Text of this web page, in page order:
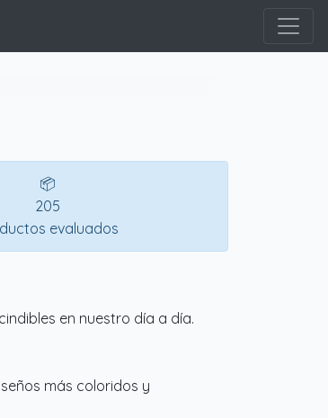
📦
205
evaluados
en nuestro día a día.
más coloridos y